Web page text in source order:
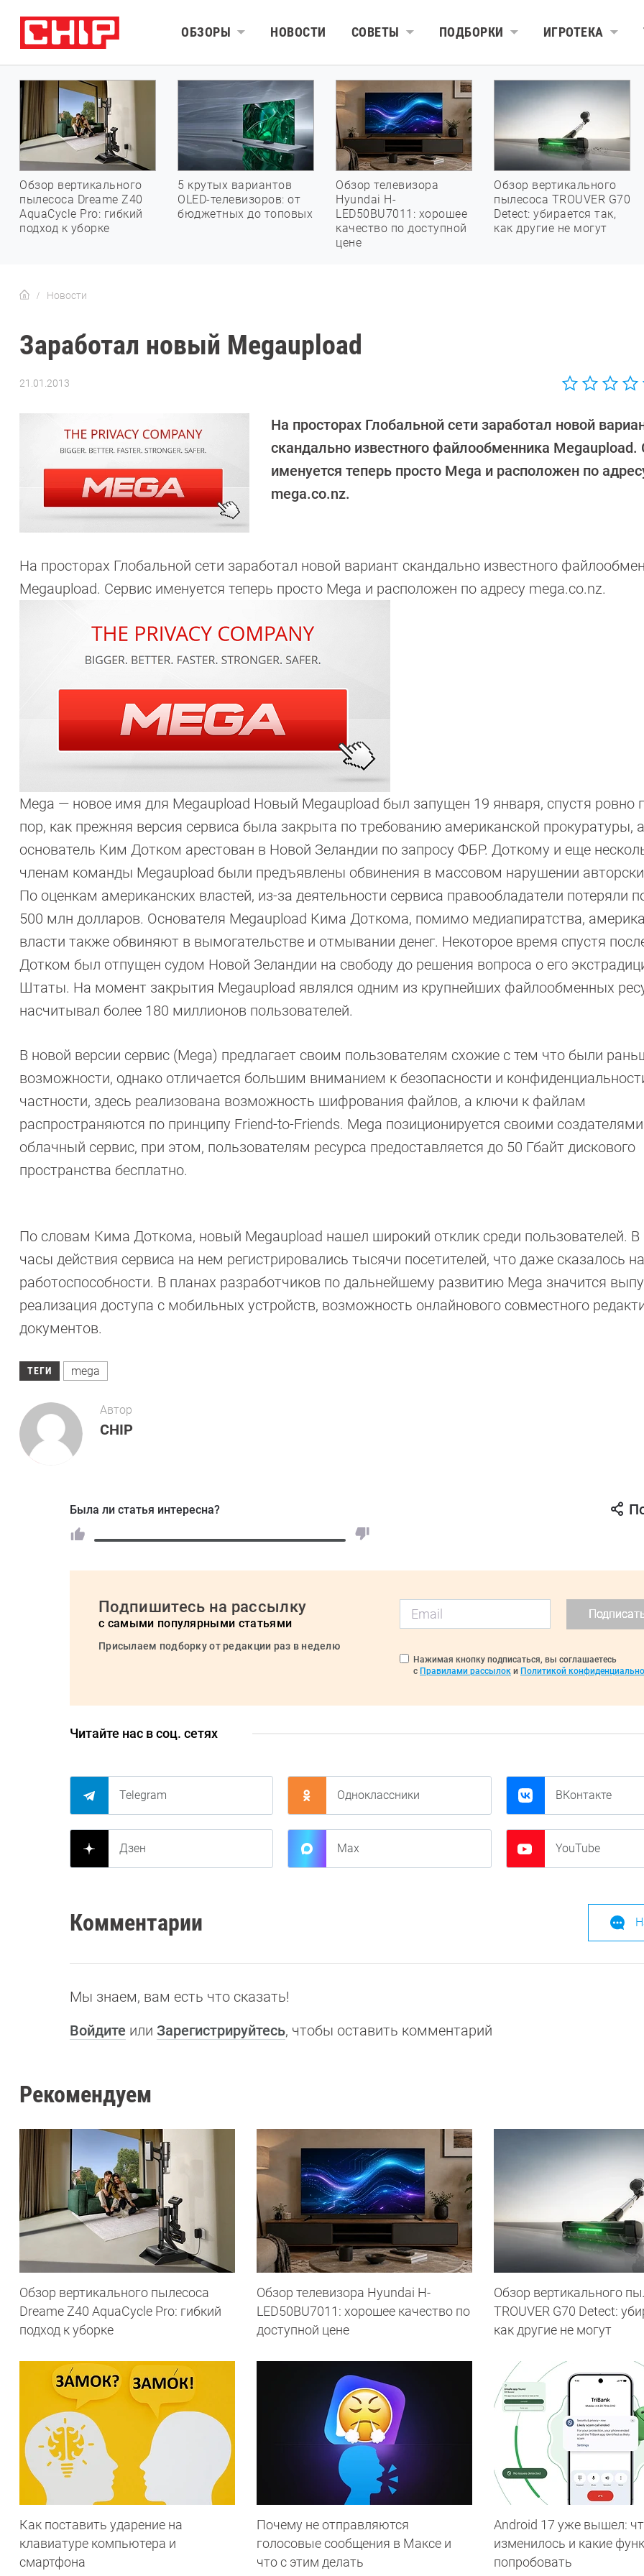
ОБЗОРЫ НОВОСТИ СОВЕТЫ ПОДБОРКИ ИГРОТЕКА
Обзор вертикального
пылесоса Dreame Z40
AquaCycle Pro: гибкий
подход к уборке
5 крутых вариантов
OLED-телевизоров: от
бюджетных до топовых
Обзор телевизора
Hyundai H-
LED50BU7011: хорошее
качество по доступной
цене
Обзор вертикального
пылесоса TROUVER G70
Detect: убирается так,
как другие не могут
Новости
Заработал новый Megaupload
21.01.2013
На просторах Глобальной сети заработал новой
скандально известного файлообменника Megaupload.
именуется теперь просто Mega и расположен по
mega.co.nz.
На просторах Глобальной сети заработал новой вариант скандально известного
Megaupload. Сервис именуется теперь просто Mega и расположен по адресу mega.co.nz.
Mega — новое имя для Megaupload Новый Megaupload был запущен 19 января, спустя ровно
пор, как прежняя версия сервиса была закрыта по требованию американской прокуратуры,
основатель Ким Дотком арестован в Новой Зеландии по запросу ФБР. Доткому и еще
членам команды Megaupload были предъявлены обвинения в массовом нарушении
По оценкам американских властей, из-за деятельности сервиса правообладатели потеряли
500 млн долларов. Основателя Megaupload Кима Доткома, помимо медиапиратства,
власти также обвиняют в вымогательстве и отмывании денег. Некоторое время спустя
Дотком был отпущен судом Новой Зеландии на свободу до решения вопроса о его
Штаты. На момент закрытия Megaupload являлся одним из крупнейших файлообменных
насчитывал более 180 миллионов пользователей.
В новой версии сервис (Mega) предлагает своим пользователям схожие с тем что были
возможности, однако отличается большим вниманием к безопасности и
частности, здесь реализована возможность шифрования файлов, а ключи к файлам
распространяются по принципу Friend-to-Friends. Mega позиционируется своими
облачный сервис, при этом, пользователям ресурса предоставляется до 50 Гбайт дискового
пространства бесплатно.
По словам Кима Доткома, новый Megaupload нашел широкий отклик среди пользователей.
часы действия сервиса на нем регистрировались тысячи посетителей, что даже сказалось
работоспособности. В планах разработчиков по дальнейшему развитию Mega значится
реализация доступа с мобильных устройств, возможность онлайнового совместного
документов.
ТЕГИ mega
Автор
CHIP
Была ли статья интересна?
Подпишитесь на рассылку
с самыми популярными статьями
Присылаем подборку от редакции раз в неделю
Нажимая кнопку подписаться, вы соглашаетесь
с Правилами рассылок и Политикой
Читайте нас в соц. сетях
Telegram Одноклассники ВКонтакте
Дзен Max YouTube
Комментарии
Мы знаем, вам есть что сказать!
Войдите или Зарегистрируйтесь, чтобы оставить комментарий
Рекомендуем
Обзор вертикального пылесоса
Dreame Z40 AquaCycle Pro: гибкий
подход к уборке
Обзор телевизора Hyundai H-
LED50BU7011: хорошее качество по
доступной цене
Обзор вертикального
TROUVER G70 Detect:
как другие не могут
Как поставить ударение на
клавиатуре компьютера и
смартфона
Почему не отправляются
голосовые сообщения в Максе и
что с этим делать
Android 17 уже вышел:
изменилось и какие
попробовать